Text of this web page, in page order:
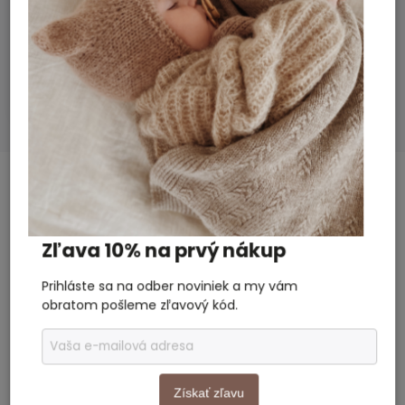
Nová holandská značka v našej ponuke
ROUTE B!
certifikátom
Starostlivosť:
Prať ručne alebo v pračke na 30
stupňoch. Nesušiť v sušičke.
Vhodné pre: Bábätko, Chlapec, Dievča
SÚVISIACI TOVAR Previous
Akcia
Next
Zľava 10% na prvý nákup
Prihláste sa na odber noviniek a my vám
obratom pošleme zľavový kód.
Získať zľavu